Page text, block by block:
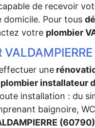
de recevoir
domicile. Pour tous
votre plombier
une
plombier installateur
installation : du
baignoire,
(60790)